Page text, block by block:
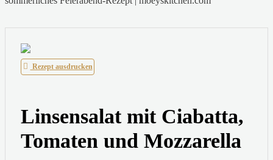
Rezept ausdrucken
Linsensalat mit Ciabatta,
Tomaten und Mozzarella